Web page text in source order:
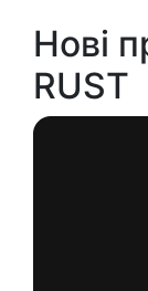
Нові
RUST